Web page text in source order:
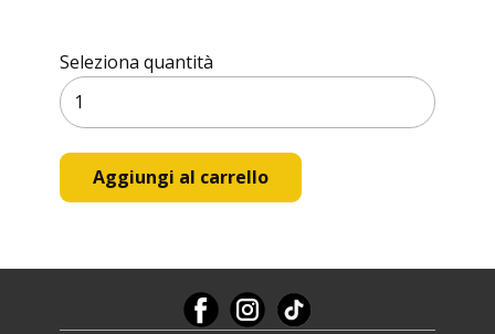
Seleziona quantità